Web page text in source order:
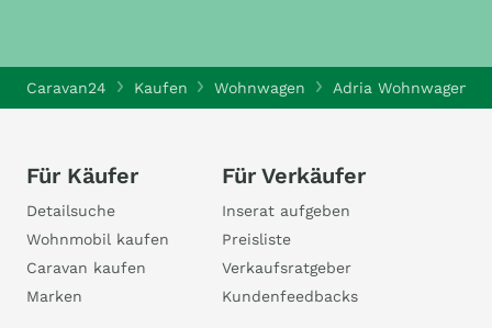
Caravan24 Kaufen Wohnwagen Adria Wohnwagen
Für Käufer
Detailsuche
Wohnmobil kaufen
Caravan kaufen
Marken
Für Verkäufer
Inserat aufgeben
Preisliste
Verkaufsratgeber
Kundenfeedbacks